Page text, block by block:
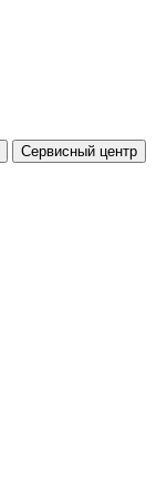
Сервисный центр